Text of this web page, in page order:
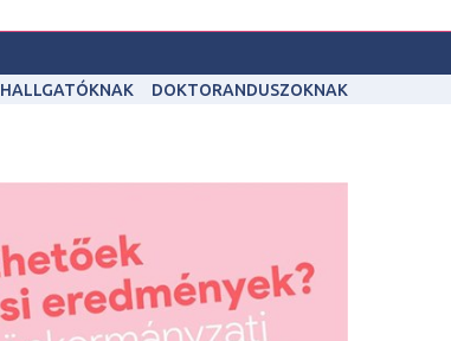
HALLGATÓKNAK DOKTORANDUSZOKNAK